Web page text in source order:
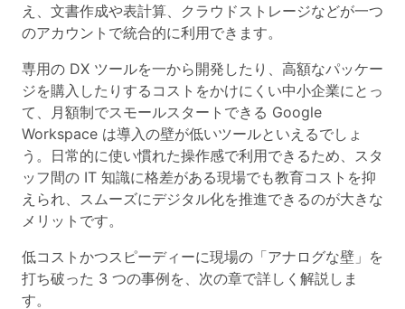
え、文書作成や表計算、クラウドストレージなどが一つ
のアカウントで統合的に利用できます。
専用の DX ツールを一から開発したり、高額なパッケー
ジを購入したりするコストをかけにくい中小企業にとっ
て、月額制でスモールスタートできる Google
Workspace は導入の壁が低いツールといえるでしょ
う。日常的に使い慣れた操作感で利用できるため、スタ
ッフ間の IT 知識に格差がある現場でも教育コストを抑
えられ、スムーズにデジタル化を推進できるのが大きな
メリットです。
低コストかつスピーディーに現場の「アナログな壁」を
打ち破った 3 つの事例を、次の章で詳しく解説しま
す。